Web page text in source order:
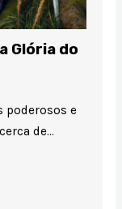
Glória do
poderosos e
de…